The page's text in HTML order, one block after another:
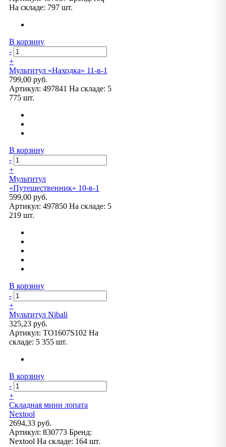
На складе: 797 шт.
В корзину
-
+
Мультитул «Находка» 11-в-1
799,00 руб.
Артикул: 497841 На складе: 5
775 шт.
В корзину
-
+
Мультитул
«Путешественник» 10-в-1
599,00 руб.
Артикул: 497850 На складе: 5
219 шт.
В корзину
-
+
Мультитул Nibali
325,23 руб.
Артикул: TO1607S102 На
складе: 5 355 шт.
В корзину
-
+
Складная мини лопата
Nextool
2694,33 руб.
Артикул: 830773 Бренд:
Nextool На складе: 164 шт.